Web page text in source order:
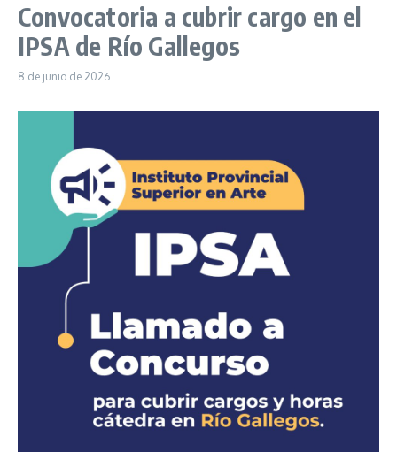
Convocatoria a cubrir cargo en el
IPSA de Río Gallegos
8 de junio de 2026